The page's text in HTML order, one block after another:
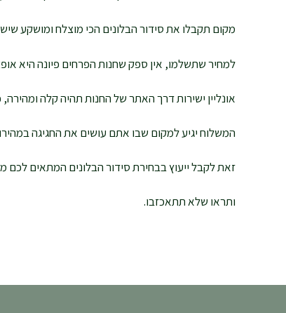
מקום תקבלו את סידור הבלונים הכי מוצלח ומושקע
למחיר שתשלמו, אין ספק שחנות הפרחים פיונה היא
אונליין ישירות דרך האתר של החנות תהיה קלה ומהירה,
המשלוח יגיע למקום שבו אתם עושים את החגיגה
זאת לקבל ייעוץ בבחירת סידור הבלונים המתאים לכם
ותראו שלא תתאכזבו.